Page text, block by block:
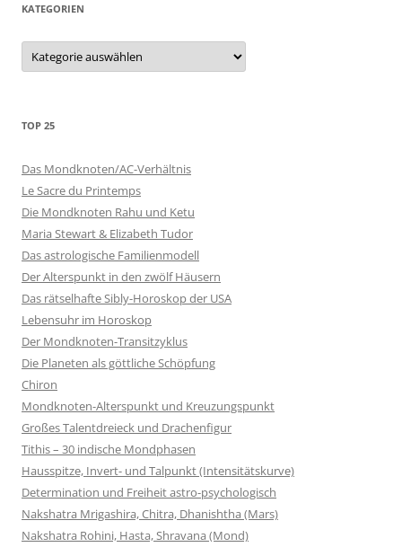
KATEGORIEN
Kategorien
TOP 25
Das Mondknoten/AC-Verhältnis
Le Sacre du Printemps
Die Mondknoten Rahu und Ketu
Maria Stewart & Elizabeth Tudor
Das astrologische Familienmodell
Der Alterspunkt in den zwölf Häusern
Das rätselhafte Sibly-Horoskop der USA
Lebensuhr im Horoskop
Der Mondknoten-Transitzyklus
Die Planeten als göttliche Schöpfung
Chiron
Mondknoten-Alterspunkt und Kreuzungspunkt
Großes Talentdreieck und Drachenfigur
Tithis – 30 indische Mondphasen
Hausspitze, Invert- und Talpunkt (Intensitätskurve)
Determination und Freiheit astro-psychologisch
Nakshatra Mrigashira, Chitra, Dhanishtha (Mars)
Nakshatra Rohini, Hasta, Shravana (Mond)